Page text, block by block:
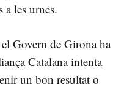
les urnes.
Govern de Girona ha
Catalana intenta
un bon resultat o